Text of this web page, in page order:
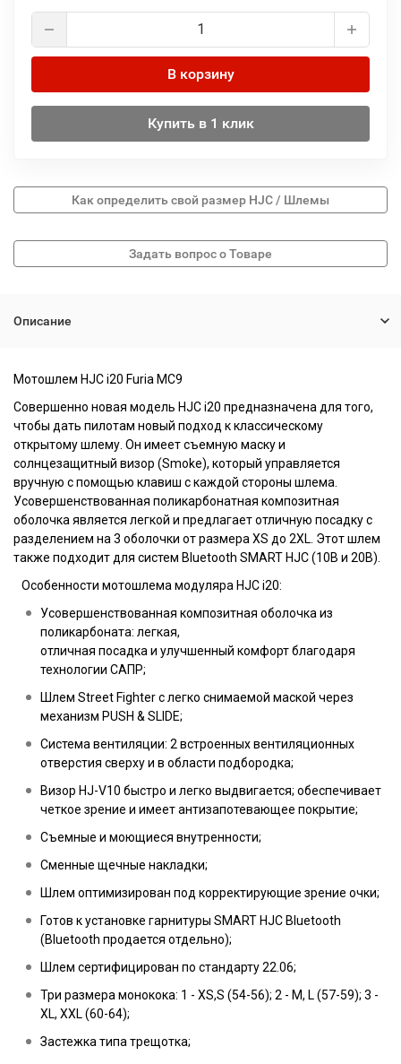
В корзину
Купить в 1 клик
Как определить свой размер HJC / Шлемы
Описание
Мотошлем HJC i20 Furia MC9
Совершенно новая модель HJC i20 предназначена для того,
чтобы дать пилотам новый подход к классическому
открытому шлему. Он имеет съемную маску и
солнцезащитный визор (Smoke), который управляется
вручную с помощью клавиш с каждой стороны шлема.
Усовершенствованная поликарбонатная композитная
оболочка является легкой и предлагает отличную посадку с
разделением на 3 оболочки от размера XS до 2XL. Этот шлем
также подходит для систем Bluetooth SMART HJC (10B и 20B).
Особенности мотошлема модуляра HJC i20:
Усовершенствованная композитная оболочка из
поликарбоната: легкая,
отличная посадка и улучшенный комфорт благодаря
технологии САПР;
Шлем Street Fighter с легко снимаемой маской через
механизм PUSH & SLIDE;
Система вентиляции: 2 встроенных вентиляционных
отверстия сверху и в области подбородка;
Визор HJ-V10 быстро и легко выдвигается; обеспечивает
четкое зрение и имеет антизапотевающее покрытие;
Съемные и моющиеся внутренности;
Сменные щечные накладки;
Шлем оптимизирован под корректирующие зрение очки;
Готов к установке гарнитуры SMART HJC Bluetooth
(Bluetooth продается отдельно);
Шлем сертифицирован по стандарту 22.06;
Три размера монокока: 1 - XS,S (54-56); 2 - M, L (57-59); 3 -
XL, XXL (60-64);
Застежка типа трещотка;